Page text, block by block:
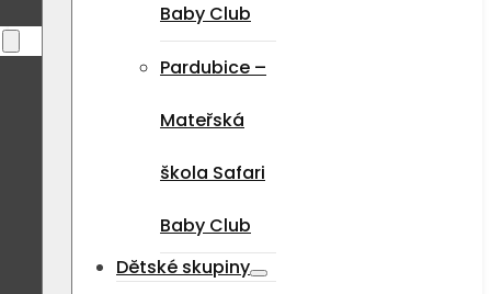
Baby Club
Pardubice –
Mateřská
škola Safari
Baby Club
Dětské skupiny